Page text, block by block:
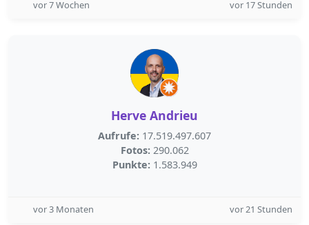
vor 7 Wochen vor 17 Stunden
Herve Andrieu
Aufrufe: 17.519.497.607
Fotos: 290.062
Punkte: 1.583.949
vor 3 Monaten vor 21 Stunden